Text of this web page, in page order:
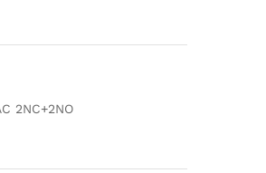
2NC+2NO